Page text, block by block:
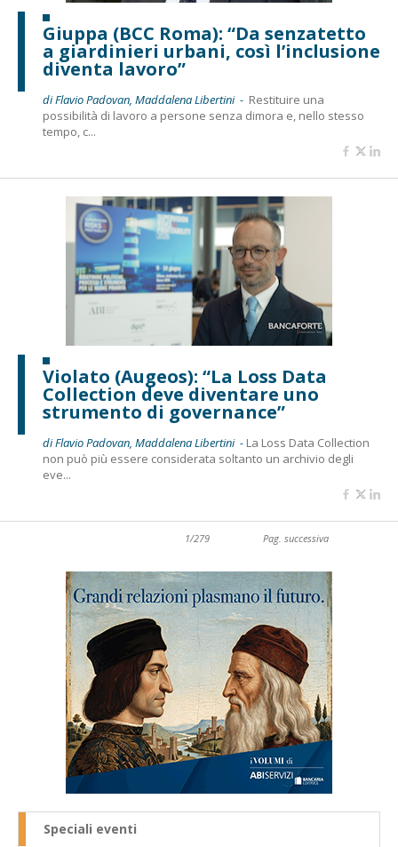
Giuppa (BCC Roma): “Da senzatetto
a giardinieri urbani, così l’inclusione
diventa lavoro”
di Flavio Padovan, Maddalena Libertini - Restituire una
possibilità di lavoro a persone senza dimora e, nello stesso
tempo, c...
Violato (Augeos): “La Loss Data
Collection deve diventare uno
strumento di governance”
di Flavio Padovan, Maddalena Libertini - La Loss Data Collection
non può più essere considerata soltanto un archivio degli
eve...
1/279 Pag. successiva
Speciali eventi